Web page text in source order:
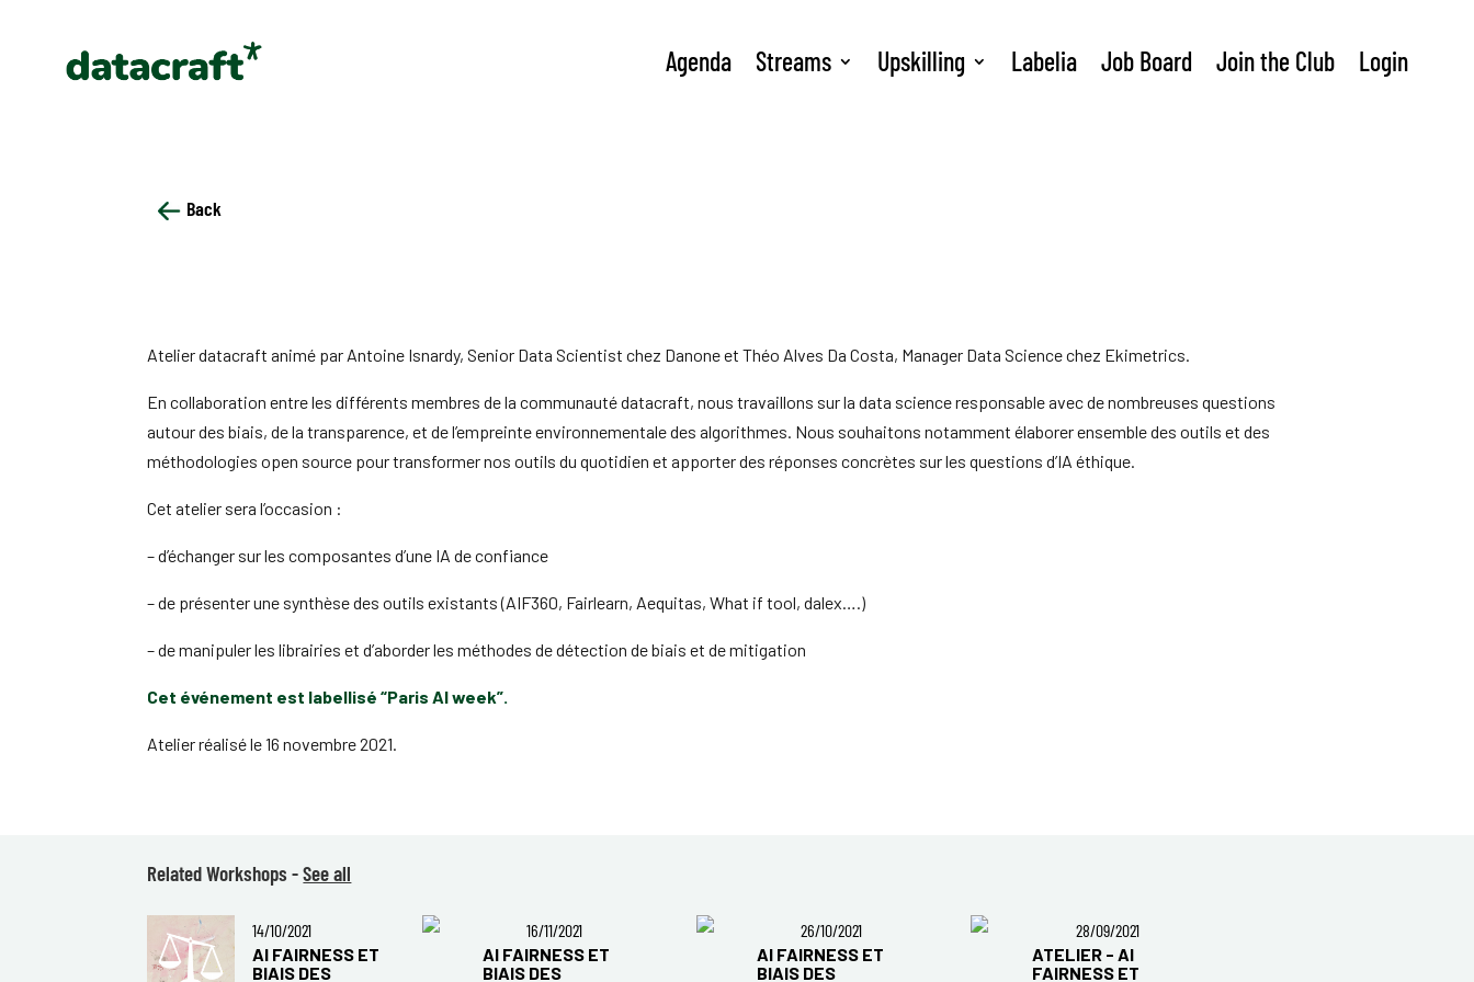
Agenda Streams Upskilling Labelia Job Board Join the Club Login
Back
Atelier datacraft animé par Antoine Isnardy, Senior Data Scientist chez Danone et Théo Alves Da Costa, Manager Data Science chez Ekimetrics.
En collaboration entre les différents membres de la communauté datacraft, nous travaillons sur la data science responsable avec de nombreuses questions
autour des biais, de la transparence, et de l’empreinte environnementale des algorithmes. Nous souhaitons notamment élaborer ensemble des outils et des
méthodologies open source pour transformer nos outils du quotidien et apporter des réponses concrètes sur les questions d’IA éthique.
Cet atelier sera l’occasion :
– d’échanger sur les composantes d’une IA de confiance
– de présenter une synthèse des outils existants (AIF360, Fairlearn, Aequitas, What if tool, dalex….)
– de manipuler les librairies et d’aborder les méthodes de détection de biais et de mitigation
Cet événement est labellisé “Paris AI week”.
Atelier réalisé le 16 novembre 2021.
Related Workshops -See all
14/10/2021
AI FAIRNESS ET
BIAIS DES
16/11/2021
AI FAIRNESS ET
BIAIS DES
26/10/2021
AI FAIRNESS ET
BIAIS DES
28/09/2021
ATELIER - AI
FAIRNESS ET